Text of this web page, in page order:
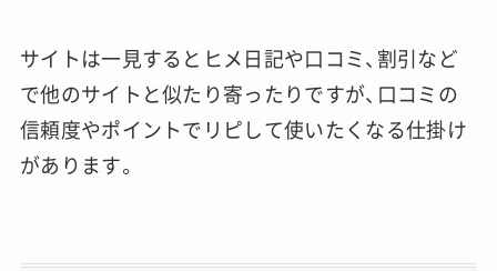
サイトは一見するとヒメ日記や口コミ、割引など
で他のサイトと似たり寄ったりですが、口コミの
信頼度やポイントでリピして使いたくなる仕掛け
があります。